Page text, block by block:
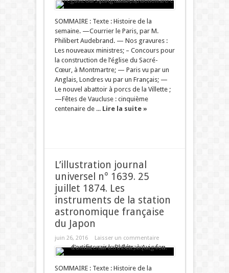
SOMMAIRE : Texte : Histoire de la
semaine. —Courrier le Paris, par M.
Philibert Audebrand. — Nos gravures :
Les nouveaux ministres; – Concours pour
la construction de l’église du Sacré-
Cœur, à Montmartre; — Paris vu par un
Anglais, Londres vu par un Français; —
Le nouvel abattoir à porcs de la Villette ;
—Fêtes de Vaucluse : cinquième
centenaire de ... Lire la suite »
L’illustration journal
universel n° 1639. 25
juillet 1874. Les
instruments de la station
astronomique française
du Japon
juin 26, 2016 Laisser un commentaire
SOMMAIRE : Texte : Histoire de la